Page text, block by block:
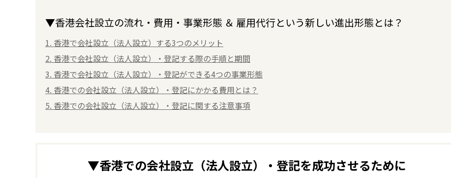
▼香港会社設立の流れ・費用・事業形態 ＆ 雇用代行という新しい進出形態とは？
1. 香港で会社設立（法人設立）する3つのメリット
2. 香港で会社設立（法人設立）・登記する際の手順と期間
3. 香港で会社設立（法人設立）・登記ができる4つの事業形態
4. 香港での会社設立（法人設立）・登記にかかる費用とは？
5. 香港での会社設立（法人設立）・登記に関する注意事項
▼香港での会社設立（法人設立）・登記を成功させるために